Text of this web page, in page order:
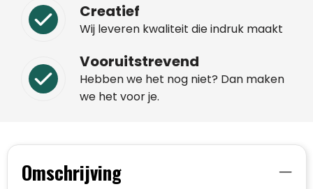
Creatief
Wij leveren kwaliteit die indruk maakt
Vooruitstrevend
Hebben we het nog niet? Dan maken
we het voor je.
Omschrijving